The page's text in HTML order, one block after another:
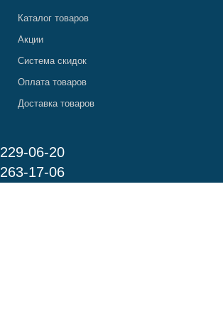
Каталог товаров
Акции
Система скидок
Оплата товаров
Доставка товаров
229-06-20
263-17-06